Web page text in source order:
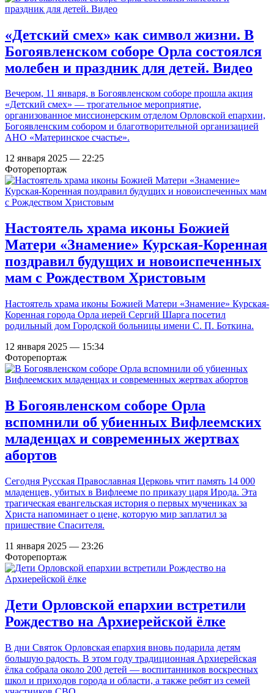
«Детский смех» как символ жизни. В
Богоявленском соборе Орла состоялся
молебен и праздник для детей. Видео
Вечером, 11 января, в Богоявленском соборе прошла акция
«Детский смех» — трогательное мероприятие,
организованное миссионерским отделом Орловской епархии,
Богоявленским собором и благотворительной организацией
АНО «Материнское счастье».
12 января 2025 — 22:25
Фоторепортаж
Настоятель храма иконы Божией
Матери «Знамение» Курская-Коренная
поздравил будущих и новоиспеченных
мам с Рождеством Христовым
Настоятель храма иконы Божией Матери «Знамение» Курская-
Коренная города Орла иерей Сергий Шарга посетил
родильный дом Городской больницы имени С. П. Боткина.
12 января 2025 — 15:34
Фоторепортаж
В Богоявленском соборе Орла
вспомнили об убиенных Вифлеемских
младенцах и современных жертвах
абортов
Сегодня Русская Православная Церковь чтит память 14 000
младенцев, убитых в Вифлееме по приказу царя Ирода. Эта
трагическая евангельская история о первых мучениках за
Христа напоминает о цене, которую мир заплатил за
пришествие Спасителя.
11 января 2025 — 23:26
Фоторепортаж
Дети Орловской епархии встретили
Рождество на Архиерейской ёлке
В дни Святок Орловская епархия вновь подарила детям
большую радость. В этом году традиционная Архиерейская
ёлка собрала около 200 детей — воспитанников воскресных
школ и приходов города и области, а также ребят из семей